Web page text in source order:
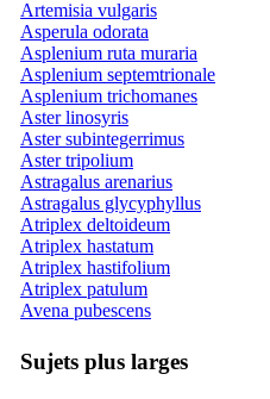
Artemisia vulgaris
Asperula odorata
Asplenium ruta muraria
Asplenium septemtrionale
Asplenium trichomanes
Aster linosyris
Aster subintegerrimus
Aster tripolium
Astragalus arenarius
Astragalus glycyphyllus
Atriplex deltoideum
Atriplex hastatum
Atriplex hastifolium
Atriplex patulum
Avena pubescens
Sujets plus larges